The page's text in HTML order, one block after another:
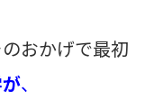
おかげで最初
が、